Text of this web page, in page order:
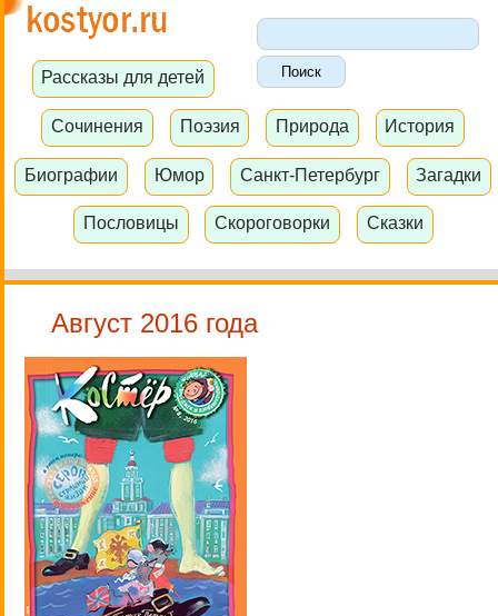
Рассказы для детей
Сочинения Поэзия Природа История
Биографии Юмор Санкт-Петербург Загадки
Пословицы Скороговорки Сказки
Август 2016 года